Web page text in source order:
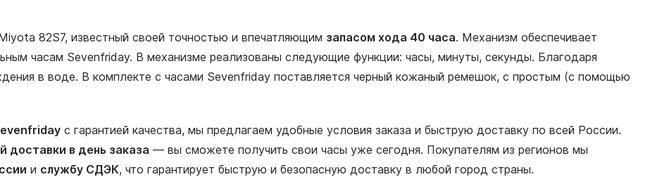
82S7, известный своей точностью и впечатляющим запасом хода 40 часа. Механизм обеспечивает
часам Sevenfriday. В механизме реализованы следующие функции: часы, минуты, секунды. Благодаря
в воде. В комплекте с часами Sevenfriday поставляется черный кожаный ремешок, с простым (с помощью
с гарантией качества, мы предлагаем удобные условия заказа и быструю доставку по всей России.
доставки в день заказа — вы сможете получить свои часы уже сегодня. Покупателям из регионов мы
и службу СДЭК, что гарантирует быструю и безопасную доставку в любой город страны.